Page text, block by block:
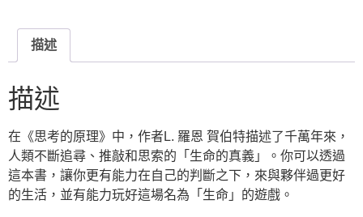
描述
描述
在《思考的原理》中，作者L. 羅恩 賀伯特描述了千萬年來，
人類不斷追尋、推敲和思索的「生命的真義」。你可以透過
這本書，讓你更有能力在自己的判斷之下，來與夥伴過更好
的生活，並有能力玩好這場名為「生命」的遊戲。